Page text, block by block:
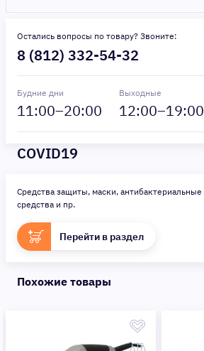
Остались вопросы по товару? Звоните:
8 (812) 332-54-32
Будние дни
11:00–20:00
Выходные
12:00–19:00
COVID19
Средства защиты, маски, антибактериальные
средства и пр.
Перейти в раздел
Похожие товары